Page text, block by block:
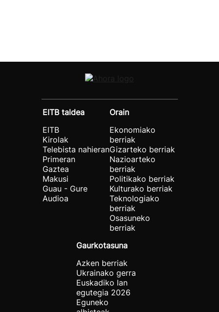
EITB taldea
EITB
Kirolak
Telebista nahieran
Primeran
Gaztea
Makusi
Guau - Gure
Audioa
Orain
Ekonomiako
berriak
Gizarteko berriak
Nazioarteko
berriak
Politikako berriak
Kulturako berriak
Teknologiako
berriak
Osasuneko
berriak
Gaurkotasuna
Azken berriak
Ukrainako gerra
Euskadiko lan
egutegia 2026
Eguneko